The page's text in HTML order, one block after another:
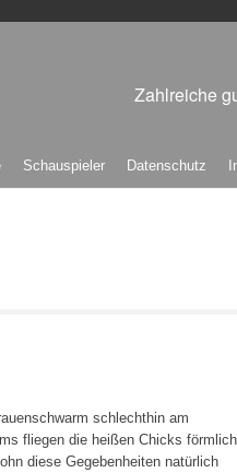
Zahlreiche
Schauspieler Datenschutz
schlechthin am
fliegen die heißen Chicks förmlich
diese Gegebenheiten natürlich